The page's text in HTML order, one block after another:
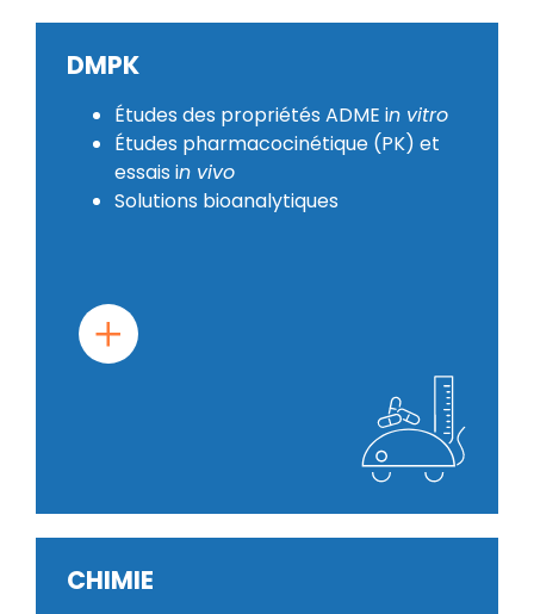
DMPK
Études des propriétés ADME in vitro
Études pharmacocinétique (PK) et
essais in vivo
Solutions bioanalytiques
CHIMIE